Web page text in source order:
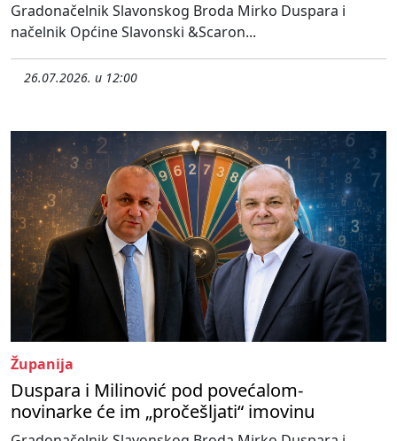
Gradonačelnik Slavonskog Broda Mirko Duspara i
načelnik Općine Slavonski &Scaron...
26.07.2026. u 12:00
Županija
Duspara i Milinović pod povećalom-
novinarke će im „pročešljati“ imovinu